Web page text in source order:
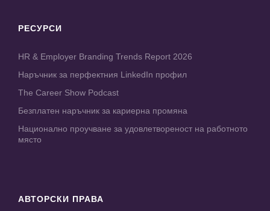
РЕСУРСИ
HR & Employer Branding Trends Report 2026
Наръчник за перфектния LinkedIn профил
The Career Show Podcast
Безплатен наръчник за кариерна промяна
Национално проучване за удовлетвореност на работното
място
АВТОРСКИ ПРАВА